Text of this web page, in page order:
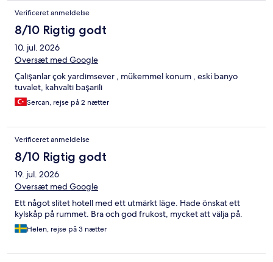
ikke en masse faciliteter på hotellet, blot
trække sodavand og så receptionen. Vi havde en person i
og da vi andre kom hjem fik vi straks en tallerken med op med
brød og frugt og de spurgte om der var andet de kunne gøre.
Tak for det! Vi bestilte også taxi fra og til lufthavnen via hotellet.
Vi var godt tilfredse og vælger hotellet igen, hvis vi skal til Wien.
Verificeret anmeldelse
8/10 Rigtig godt
10. jul. 2026
Oversæt med Google
Çalışanlar çok yardımsever , mükemmel konum , eski banyo
tuvalet, kahvaltı başarılı
Sercan, rejse på 2 nætter
Verificeret anmeldelse
8/10 Rigtig godt
19. jul. 2026
Oversæt med Google
Ett något slitet hotell med ett utmärkt läge. Hade önskat ett
kylskåp på rummet. Bra och god frukost, mycket att välja på.
Helen, rejse på 3 nætter